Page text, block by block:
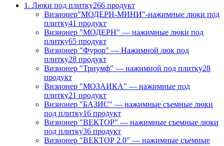
1. Люки под плитку266 продукт
Визионер"МОДЕРН-МИНИ"-нажимные люки под
плитку41 продукт
Визионер "МОДЕРН" — нажимные люки под
плитку65 продукт
Визионер "Фурор" — Нажимной люк под
плитку28 продукт
Визионер "Триумф" — нажимной под плитку28
продукт
Визионер "МОЗАИКА" — нажимные под
плитку21 продукт
Визионер "БАЗИС" — нажимные съемные люки
под плитку16 продукт
Визионер "ВЕКТОР" — нажимные съемные люки
под плитку36 продукт
Визионер "ВЕКТОР 2.0" — нажимные съемные